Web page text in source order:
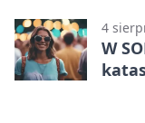
4
W